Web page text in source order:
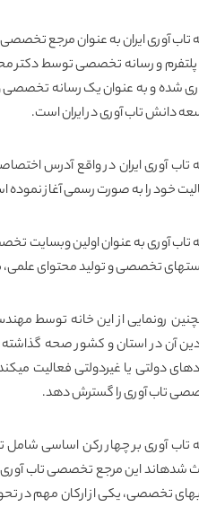
پلتفرم و رسانه تخصصی توسط دکتر
شده و به عنوان یک رسانه تخصصی
دانش تاب آوری در ایران است.
خود را به صورت رسمی آغاز نموده
تاب آوری به عنوان اولین وبسایت
تخصصی و تولید محتوای علمی،
رونمایی از این خانه توسط
آن در استان و کشور صحه
دولتی یا غیردولتی فعالیت
تاب آوری را گسترش دهد.
تاب آوری بر چهار رکن اساسی
شدهاند این مرجع تخصصی تاب آوری،
تخصصی، یکی از ارکان مهم در